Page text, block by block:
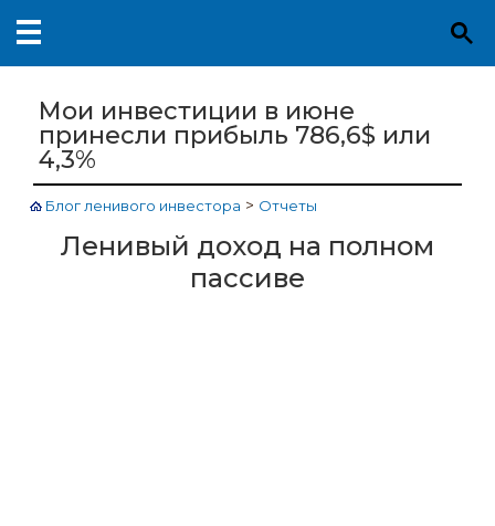
Мои инвестиции в июне
принесли прибыль 786,6$ или
4,3%
Блог ленивого инвестора > Отчеты
Ленивый доход на полном
пассиве